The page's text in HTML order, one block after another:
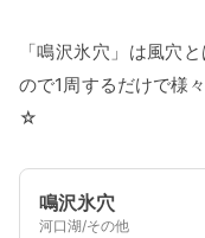
「鳴沢氷穴」は風穴
ので1周するだけで様
☆
鳴沢氷穴
河口湖/その他